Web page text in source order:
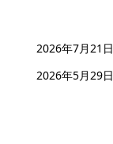
2026年7月21日
2026年5月29日